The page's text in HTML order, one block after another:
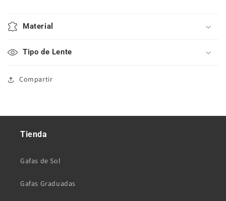
Material
Tipo de Lente
Compartir
Tienda
Gafas de Sol
Gafas Graduadas